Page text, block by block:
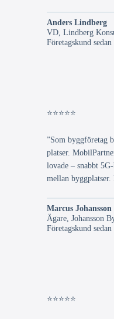
Anders Lindberg
VD, Lindberg
Företagskund
⭐⭐⭐⭐⭐
”Som byggföretag
platser.
lovade – snabbt
mellan
Marcus Johansson
Ägare, Johansson
Företagskund
⭐⭐⭐⭐⭐